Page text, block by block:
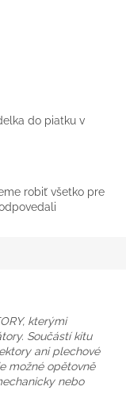
do piatku v
robiť všetko pre
kterými
Součástí kitu
ani plechové
možné opětovně
nebo